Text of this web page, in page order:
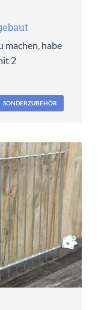
machen, habe
2
SONDERZUBEHÖR